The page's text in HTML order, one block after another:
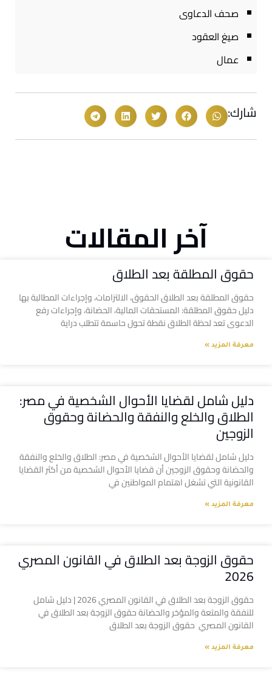
صحف الدعاوى
صيغ العقود
عمال
شارك:
آخر المقالات
حقوق المطلقة بعد الطلاق
حقوق المطلقة بعد الطلاق الحقوق، الالتزامات، وإجراءات المطالبة بها
دليل حقوق المطلقة: المستحقات المالية، الحضانة، وإجراءات رفع
الدعوى تعد لحظة الطلاق نقطة تحول حاسمة تتطلب دراية
معرفة المزيد »
دليل شامل لقضايا الأحوال الشخصية في مصر:
الطلاق والخلع والنفقة والحضانة وحقوق
الزوجين
دليل شامل لقضايا الأحوال الشخصية في مصر: الطلاق والخلع والنفقة
والحضانة وحقوق الزوجين أن قضايا الأحوال الشخصية من أكثر القضايا
القانونية التي تشغل اهتمام المواطنين في
معرفة المزيد »
حقوق الزوجة بعد الطلاق في القانون المصري
2026
حقوق الزوجة بعد الطلاق في القانون المصري 2026 | دليل شامل
للنفقة والمتعة والمؤخر والحضانة حقوق الزوجة بعد الطلاق في
القانون المصري حقوق الزوجة بعد الطلاق
معرفة المزيد »